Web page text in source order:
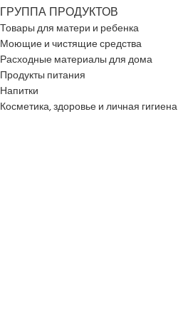
ГРУППА ПРОДУКТОВ
Товары для матери и ребенка
Моющие и чистящие средства
Расходные материалы для дома
Продукты питания
Напитки
Косметика, здоровье и личная гигиена